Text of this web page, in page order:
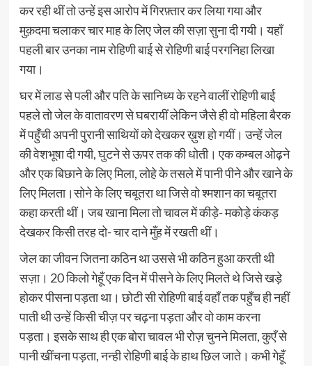
कर रही थीं तो उन्हें इस आरोप में गिरफ़्तार कर लिया गया और
मुक़दमा चलाकर चार माह के लिए जेल की सज़ा सुना दी गयी। यहाँ
पहली बार उनका नाम रोहिणी बाई से रोहिणी बाई परगनिहा लिखा
गया।
घर में लाड से पली और पति के सानिध्य के रहने वालीं रोहिणी बाई
पहले तो जेल के वातावरण से घबरायीं लेकिन जैसे ही वो महिला बैरक
में पहुँची अपनी पुरानी साथियों को देखकर ख़ुश हो गयीं। उन्हें जेल
की वेशभूषा दी गयी, घुटने से ऊपर तक की धोती। एक कम्बल ओढ़ने
और एक बिछाने के लिए मिला, लोहे के तसले में पानी पीने और खाने के
लिए मिलता।सोने के लिए चबूतरा था जिसे वो श्मशान का चबूतरा
कहा करती थीं। जब खाना मिला तो चावल में कीड़े- मकोड़े कंकड़
देखकर किसी तरह दो- चार दाने मुँह में रखती थीं।
जेल का जीवन जितना कठिन था उससे भी कठिन हुआ करती थी
सज़ा। 20 किलो गेहूँ एक दिन में पीसने के लिए मिलते थे जिसे खड़े
होकर पीसना पड़ता था। छोटी सी रोहिणी बाई वहाँ तक पहुँच ही नहीं
पाती थी उन्हें किसी चीज़ पर चढ़ना पड़ता और वो काम करना
पड़ता। इसके साथ ही एक बोरा चावल भी रोज़ चुनने मिलता, कुएँ से
पानी खींचना पड़ता, नन्ही रोहिणी बाई के हाथ छिल जाते। कभी गेहूँ